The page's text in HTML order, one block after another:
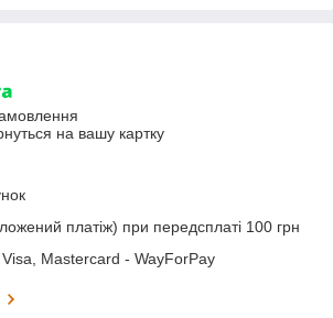
на вашу картку
платіж) при передсплаті 100 грн
Mastercard - WayForPay